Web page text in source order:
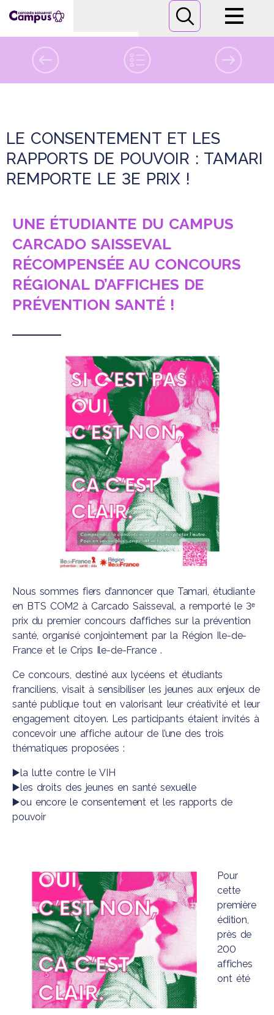
Campus
Formations
Nous contacter
LE CONSENTEMENT ET LES
RAPPORTS DE POUVOIR : TAMARI
REMPORTE LE 3E PRIX !
UNE ÉTUDIANTE DU CAMPUS
CARCADO SAISSEVAL
RÉCOMPENSÉE AU CONCOURS
RÉGIONAL D’AFFICHES DE
PRÉVENTION SANTÉ !
Nous sommes fiers d’annoncer que Tamari, étudiante
en BTS COM2 àCarcado Saisseval , a remporté le 3ᵉ
prix du premier concours d’affiches sur la prévention
santé, organisé conjointement par la Région Ile-de-
France et leCrips Ile-de-France.
Ce concours, destiné aux lycéens et étudiants
franciliens, visait à sensibiliser les jeunes aux enjeux de
santé publique tout en valorisant leur créativité et leur
engagement citoyen. Les participants étaient invités à
concevoir une affiche autour de l’une des trois
thématiques proposées :
▶️la lutte contre le VIH
▶️les droits des jeunes en santé sexuelle
▶️ou encore le consentement et les rapports de
pouvoir
Pour
cette
première
édition,
près de
200
affiches
ont été